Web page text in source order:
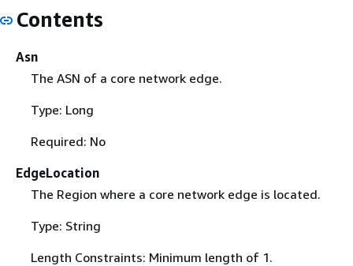
Contents
Asn
The ASN of a core network edge.
Type: Long
Required: No
EdgeLocation
The Region where a core network edge is located.
Type: String
Length Constraints: Minimum length of 1.